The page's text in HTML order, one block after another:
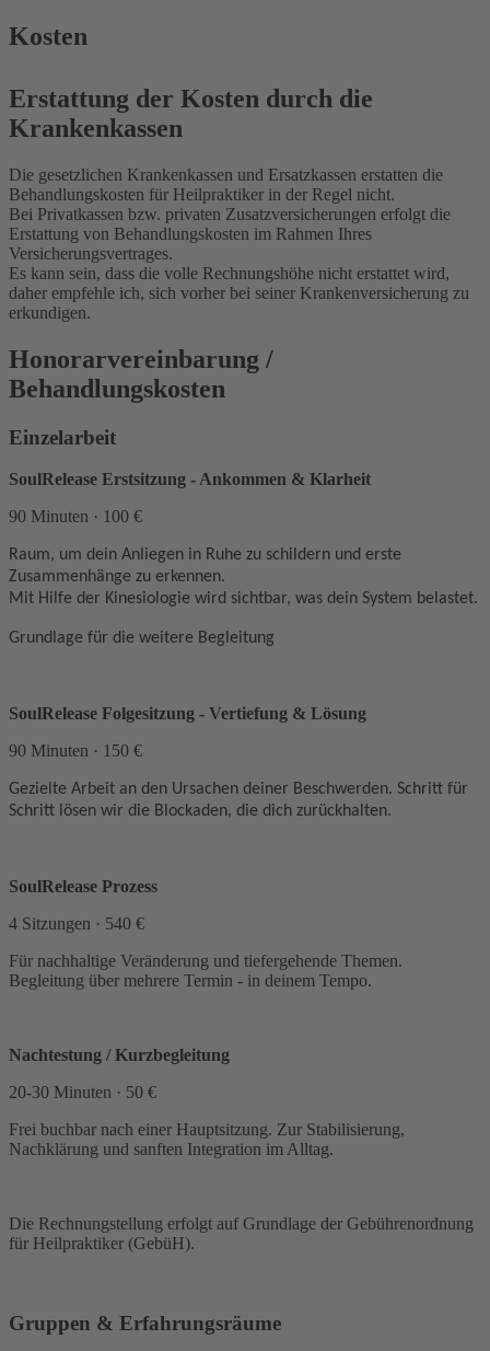
Kosten
Erstattung der Kosten durch die
Krankenkassen
Die gesetzlichen Krankenkassen und Ersatzkassen erstatten die
Behandlungskosten für Heilpraktiker in der Regel nicht.
Bei Privatkassen bzw. privaten Zusatzversicherungen erfolgt die
Erstattung von Behandlungskosten im Rahmen Ihres
Versicherungsvertrages.
Es kann sein, dass die volle Rechnungshöhe nicht erstattet wird,
daher empfehle ich, sich vorher bei seiner Krankenversicherung zu
erkundigen.
Honorarvereinbarung /
Behandlungskosten
Einzelarbeit
SoulRelease Erstsitzung - Ankommen & Klarheit
90 Minuten · 100 €
Raum, um dein Anliegen in Ruhe zu schildern und erste
Zusammenhänge zu erkennen.
Mit Hilfe der Kinesiologie wird sichtbar, was dein System belastet.
Grundlage für die weitere Begleitung
SoulRelease Folgesitzung - Vertiefung & Lösung
90 Minuten · 150 €
Gezielte Arbeit an den Ursachen deiner Beschwerden. Schritt für
Schritt lösen wir die Blockaden, die dich zurückhalten.
SoulRelease Prozess
4 Sitzungen · 540 €
Für nachhaltige Veränderung und tiefergehende Themen.
Begleitung über mehrere Termin - in deinem Tempo.
Nachtestung / Kurzbegleitung
20-30 Minuten · 50 €
Frei buchbar nach einer Hauptsitzung. Zur Stabilisierung,
Nachklärung und sanften Integration im Alltag.
Die Rechnungstellung erfolgt auf Grundlage der Gebührenordnung
für Heilpraktiker (GebüH).
Gruppen & Erfahrungsräume